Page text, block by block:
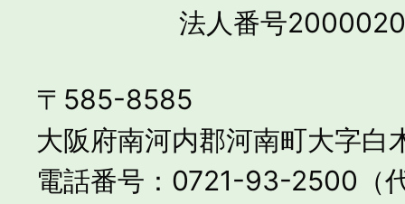
法人番号
〒585-8585
大阪府南河内郡河南町大字白
電話番号：0721-93-2500（